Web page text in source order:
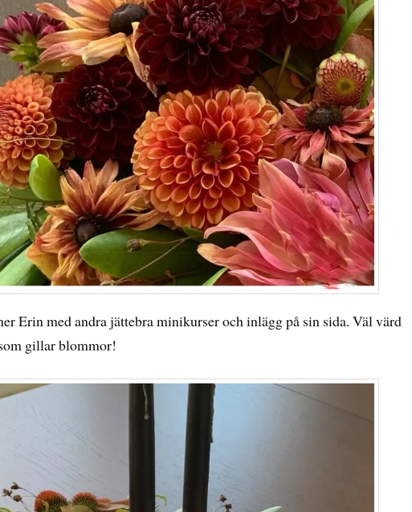
Erin med andra jättebra minikurser och inlägg på sin sida. Väl värd
gillar blommor!